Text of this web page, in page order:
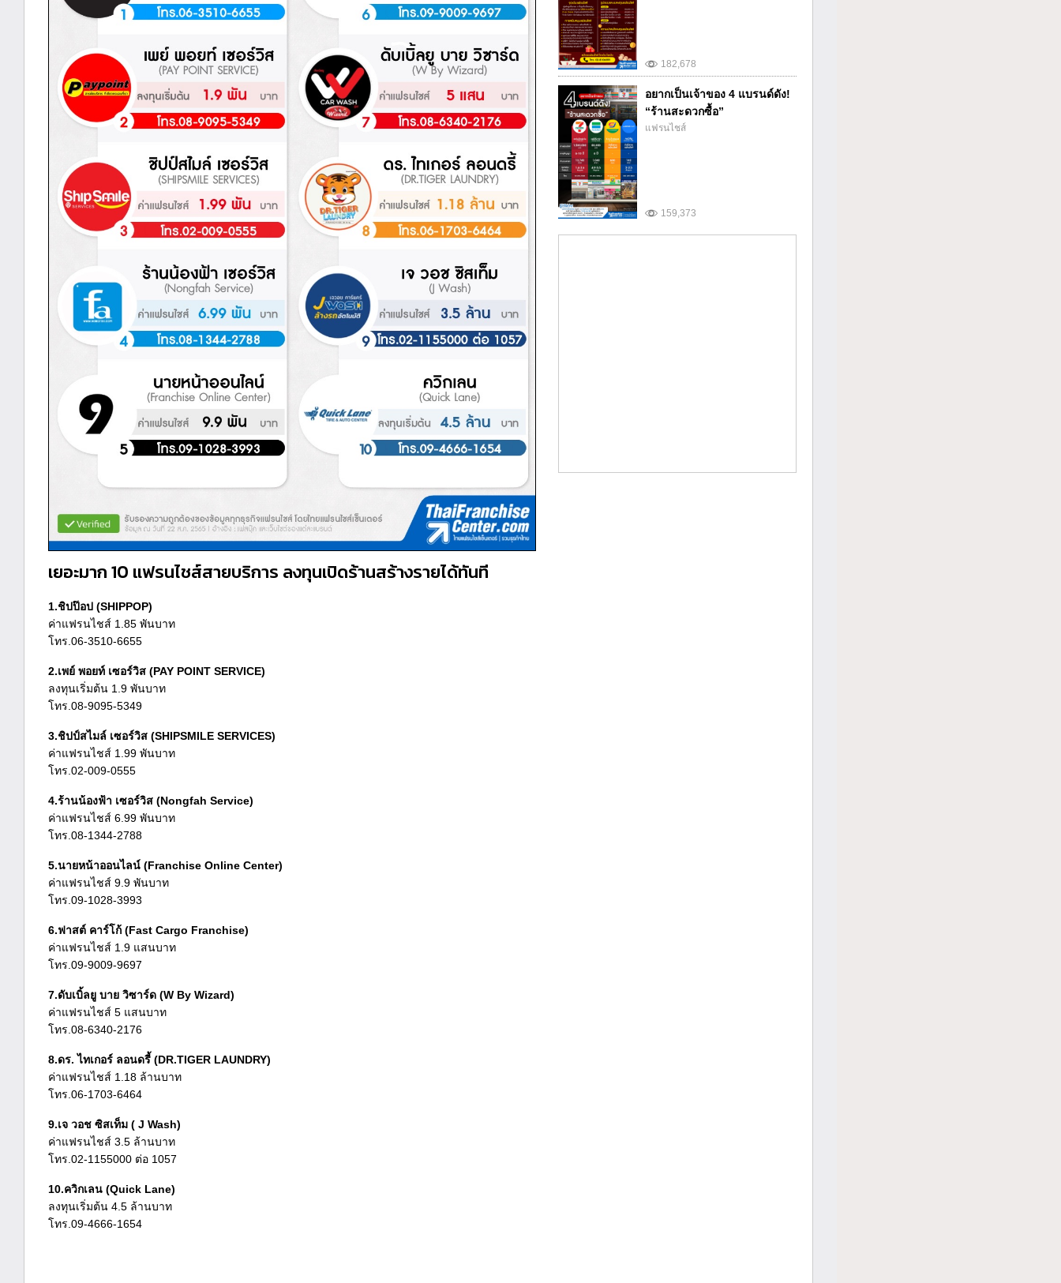
เยอะมาก 10 แฟรนไชส์สายบริการ ลงทุนเปิดร้านสร้างรายได้ทันที
1.ชิปป๊อป (SHIPPOP)
ค่าแฟรนไชส์ 1.85 พันบาท
โทร.06-3510-6655
2.เพย์ พอยท์ เซอร์วิส (PAY POINT SERVICE)
ลงทุนเริ่มต้น 1.9 พันบาท
โทร.08-9095-5349
3.ชิปป์สไมล์ เซอร์วิส (SHIPSMILE SERVICES)
ค่าแฟรนไชส์ 1.99 พันบาท
โทร.02-009-0555
4.ร้านน้องฟ้า เซอร์วิส (Nongfah Service)
ค่าแฟรนไชส์ 6.99 พันบาท
โทร.08-1344-2788
5.นายหน้าออนไลน์ (Franchise Online Center)
ค่าแฟรนไชส์ 9.9 พันบาท
โทร.09-1028-3993
6.ฟาสต์ คาร์โก้ (Fast Cargo Franchise)
ค่าแฟรนไชส์ 1.9 แสนบาท
โทร.09-9009-9697
7.ดับเบิ้ลยู บาย วิซาร์ด (W By Wizard)
ค่าแฟรนไชส์ 5 แสนบาท
โทร.08-6340-2176
8.ดร. ไทเกอร์ ลอนดรี้ (DR.TIGER LAUNDRY)
ค่าแฟรนไชส์ 1.18 ล้านบาท
โทร.06-1703-6464
9.เจ วอช ซิสเท็ม ( J Wash)
ค่าแฟรนไชส์ 3.5 ล้านบาท
โทร.02-1155000 ต่อ 1057
10.ควิกเลน (Quick Lane)
ลงทุนเริ่มต้น 4.5 ล้านบาท
โทร.09-4666-1654
182,678
159,373
อยากเป็นเจ้าของ 4 แบรนด์ดัง!
“ร้านสะดวกซื้อ”
แฟรนไชส์